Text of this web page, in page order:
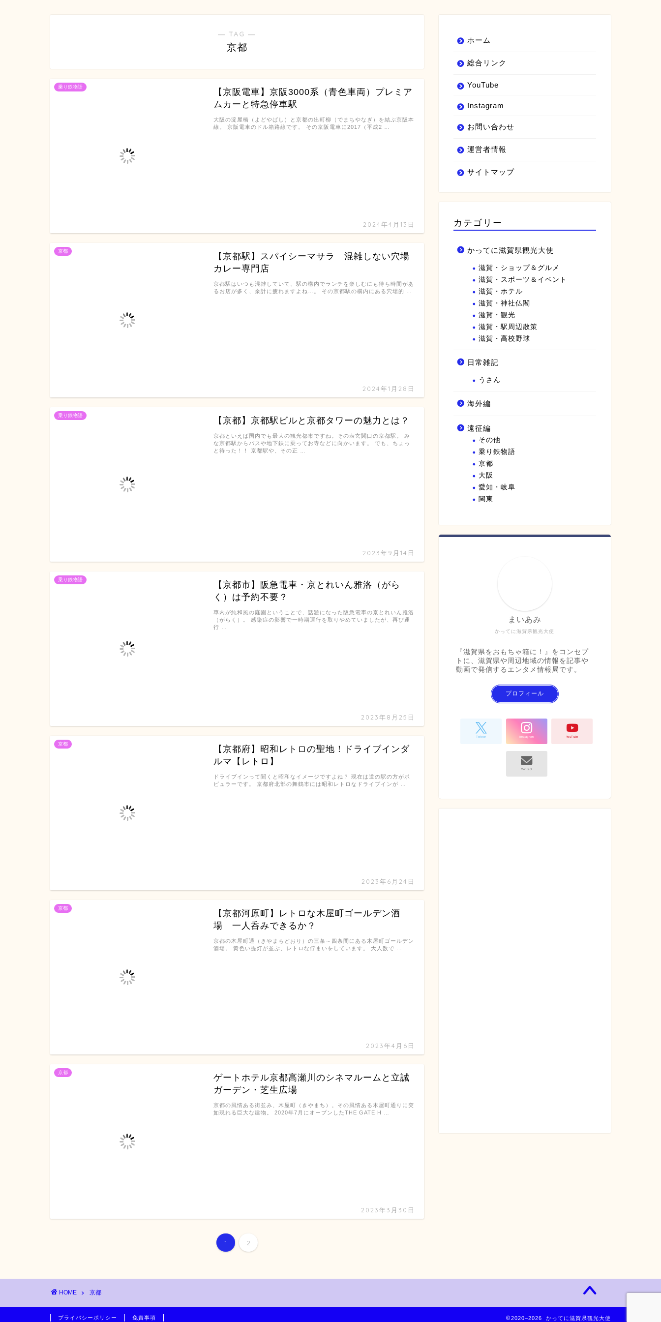
― TAG ―
京都
乗り鉄物語
【京阪電車】京阪3000系（青色車両）プレミア
ムカーと特急停車駅
2024年4月13日
大阪の淀屋橋（よどやばし）と京都の出町柳（でまちやなぎ）を結ぶ京阪本
線。 京阪電車のドル箱路線です。 その京阪電車に2017（平成2 …
京都
【京都駅】スパイシーマサラ 混雑しない穴場
カレー専門店
2024年1月28日
京都駅はいつも混雑していて、駅の構内でランチを楽しむにも待ち時間があ
るお店が多く、余計に疲れますよね…。 その京都駅の構内にある穴場的 …
乗り鉄物語
【京都】京都駅ビルと京都タワーの魅力とは？
2023年9月14日
京都といえば国内でも最大の観光都市ですね。その表玄関口の京都駅。 み
な京都駅からバスや地下鉄に乗ってお寺などに向かいます。 でも、ちょっ
と待った！！ 京都駅や、その正 …
乗り鉄物語
【京都市】阪急電車・京とれいん雅洛（がら
く）は予約不要？
2023年8月25日
車内が純和風の庭園ということで、話題になった阪急電車の京とれいん雅洛
（がらく）。 感染症の影響で一時期運行を取りやめていましたが、再び運
行 …
京都
【京都府】昭和レトロの聖地！ドライブインダ
ルマ【レトロ】
2023年6月24日
ドライブインって聞くと昭和なイメージですよね？ 現在は道の駅の方がポ
ピュラーです。 京都府北部の舞鶴市には昭和レトロなドライブインが …
京都
【京都河原町】レトロな木屋町ゴールデン酒
場 一人呑みできるか？
2023年4月6日
京都の木屋町通（きやまちどおり）の三条～四条間にある木屋町ゴールデン
酒場。 黄色い提灯が並ぶ、レトロな佇まいをしています。 大人数で …
京都
ゲートホテル京都高瀬川のシネマルームと立誠
ガーデン・芝生広場
2023年3月30日
京都の風情ある街並み、木屋町（きやまち）。その風情ある木屋町通りに突
如現れる巨大な建物。 2020年7月にオープンしたTHE GATE H …
1 2
ホーム
総合リンク
YouTube
Instagram
お問い合わせ
運営者情報
サイトマップ
カテゴリー
かってに滋賀県観光大使
滋賀・ショップ＆グルメ
滋賀・スポーツ＆イベント
滋賀・ホテル
滋賀・神社仏閣
滋賀・観光
滋賀・駅周辺散策
滋賀・高校野球
日常雑記
うさん
海外編
遠征編
その他
乗り鉄物語
京都
大阪
愛知・岐阜
関東
かってに滋賀県観光大使
まいあみ
『滋賀県をおもちゃ箱に！』をコンセプ
トに、滋賀県や周辺地域の情報を記事や
動画で発信するエンタメ情報局です。
プロフィール
HOME 京都
プライバシーポリシー 免責事項 2020–2026 かってに滋賀県観光大使